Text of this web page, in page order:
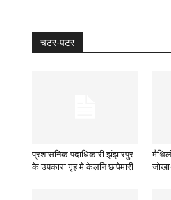
चटर-पटर
प्रशासनिक पदाधिकारी झंझारपुर
के उपकारा गृह मे केलनि छापेमारी